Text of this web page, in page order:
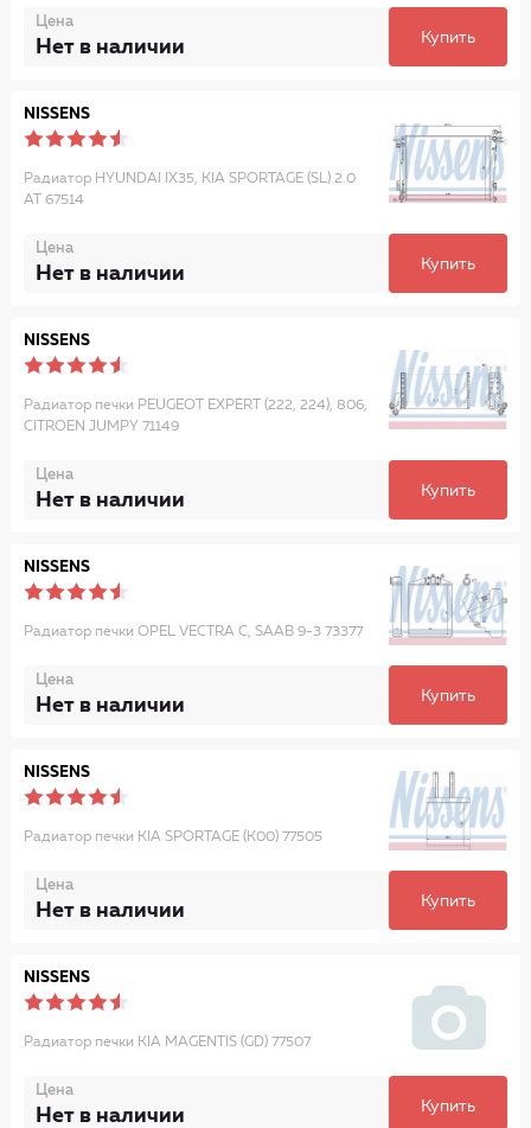
Цена
Нет в наличии Купить
NISSENS
Радиатор HYUNDAI IX35, KIA SPORTAGE (SL) 2.0
AT 67514
Цена
Нет в наличии Купить
NISSENS
Радиатор печки PEUGEOT EXPERT (222, 224), 806,
CITROEN JUMPY 71149
Цена
Нет в наличии Купить
NISSENS
Радиатор печки OPEL VECTRA C, SAAB 9-3 73377
Цена
Нет в наличии Купить
NISSENS
Радиатор печки KIA SPORTAGE (K00) 77505
Цена
Нет в наличии Купить
NISSENS
Радиатор печки KIA MAGENTIS (GD) 77507
Цена
Нет в наличии Купить